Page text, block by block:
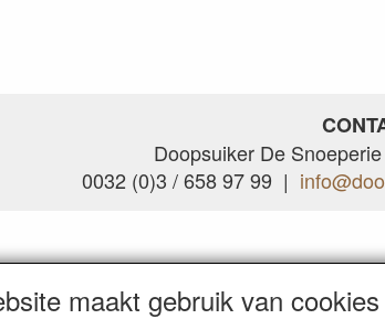
Doopsuiker De
0032 (0)3 / 658 97 99 |
maakt gebruik van cookies